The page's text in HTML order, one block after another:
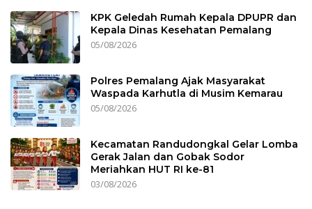
KPK Geledah Rumah Kepala DPUPR dan
Kepala Dinas Kesehatan Pemalang
05/08/2026
Polres Pemalang Ajak Masyarakat
Waspada Karhutla di Musim Kemarau
05/08/2026
Kecamatan Randudongkal Gelar Lomba
Gerak Jalan dan Gobak Sodor
Meriahkan HUT RI ke-81
03/08/2026